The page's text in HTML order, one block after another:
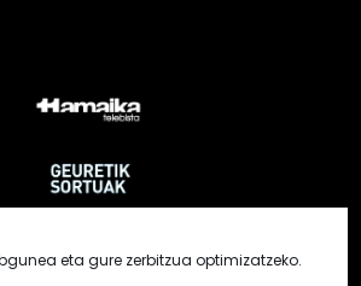
eta gure zerbitzua optimizatzeko.